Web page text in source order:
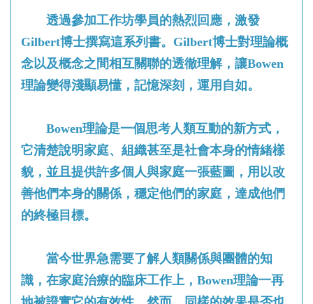
透過參加工作坊學員的熱烈回應，激發
Gilbert博士撰寫這系列書。Gilbert博士對理論概
念以及概念之間相互關聯的透徹理解，讓Bowen
理論變得淺顯易懂，記憶深刻，運用自如。
Bowen理論是一個思考人類互動的新方式，
它清楚說明家庭、組織甚至是社會本身的情緒樣
貌，並且提供許多個人與家庭一張藍圖，用以改
善他們本身的關係，穩定他們的家庭，達成他們
的終極目標。
當今世界急需要了解人類關係與團體的知
識，在家庭治療的臨床工作上，Bowen理論一再